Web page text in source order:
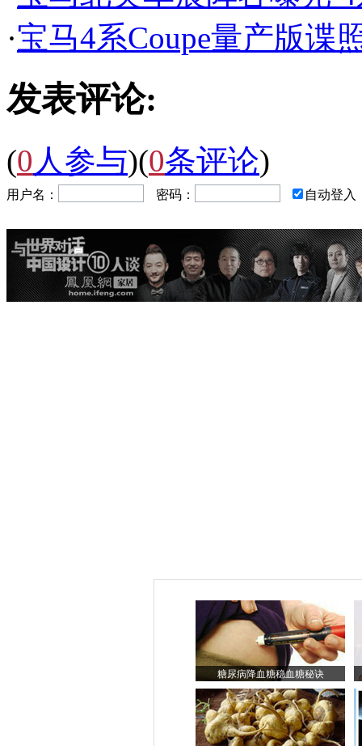
·宝马4系Coupe量产版谍
发表评论:
(0 人参与)(0条评论)
用户名： 密码： 自动登入
糖尿病降血糖稳血糖秘诀